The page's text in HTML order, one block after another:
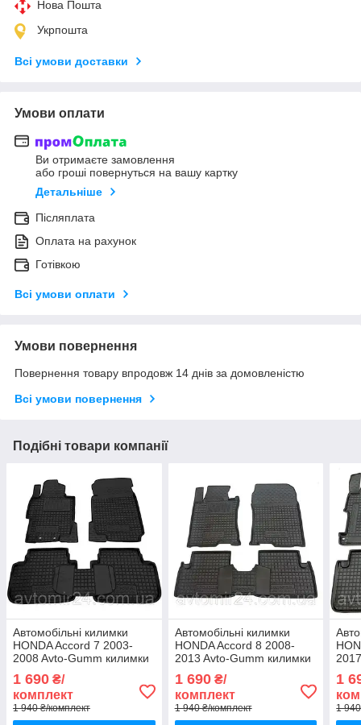
Нова Пошта
Укрпошта
Всі умови доставки
Умови оплати
Ви отримаєте замовлення
або гроші повернуться на вашу картку
Детальніше
Післяплата
Оплата на рахунок
Готівкою
Всі умови оплати
Умови повернення
Повернення товару впродовж 14 днів за домовленістю
Всі умови повернення
Подібні товари компанії
Автомобільні килимки
HONDA Accord 7 2003-
2008 Avto-Gumm килимки
2003-2008 Автогум
1 690 ₴/
комплект
1 940 ₴/комплект
Автомобільні килимки
HONDA Accord 8 2008-
2013 Avto-Gumm килимки
2008-2013 Автогум
1 690₴/
комплект
1 940 ₴/комплект
1
1